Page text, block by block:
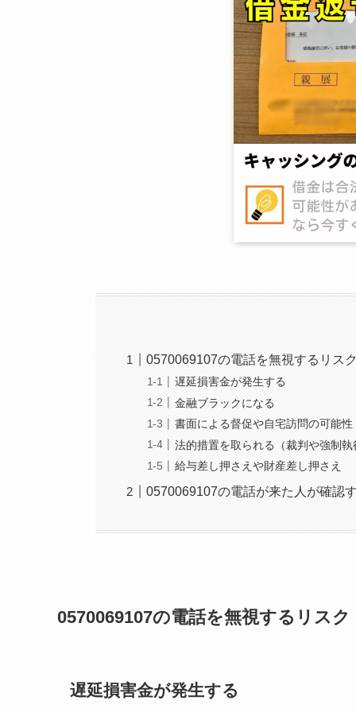
0570069107の電話を無視するリス
遅延損害金が発生する
金融ブラックになる
書面による督促や自宅訪問の可能性
法的措置を取られる（裁判や強制執
給与差し押さえや財産差し押さえ
0570069107の電話が来た人が確認
0570069107の電話を無視するリスク
遅延損害金が発生する